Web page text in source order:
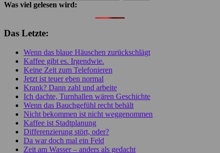
Was viel gelesen wird:
Das Letzte:
Wenn das blaue Häuschen zurückschlägt
Kaffee gibt es. Irgendwie.
Keine Zeit zum Telefonieren
Jetzt ist teuer eben normal
Krank? Dann zahl und arbeite
Ich dachte, Turnhallen wären Geschichte
Wenn das Bauchgefühl recht behält
Nicht bekommen ist nicht weggenommen
Kaffee ist Stadtplanung
Differenzierung stört, oder?
Da war doch mal ein Feld
Zeit am Wasser – anders als gedacht